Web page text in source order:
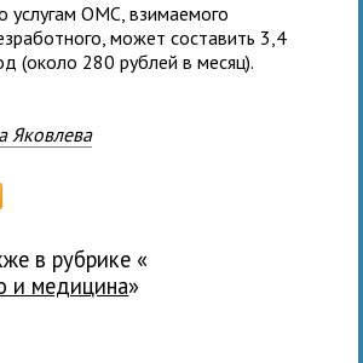
услугам ОМС, взимаемого
может составить 3,4
(около 280 рублей в месяц).
Яковлева
в рубрике «
и медицина»